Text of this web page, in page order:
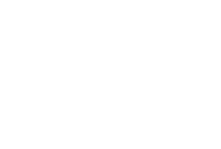
实现 “线下展会 + 线上商城” 的深度融合，助力企业将线